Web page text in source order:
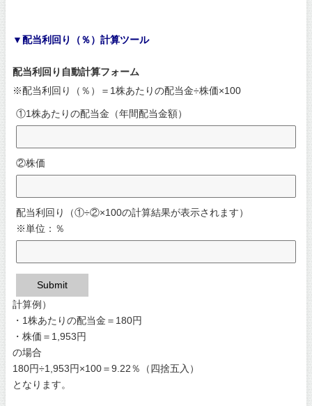
▼配当利回り（％）計算ツール
配当利回り自動計算フォーム
※配当利回り（％）＝1株あたりの配当金÷株価×100
①1株あたりの配当金（年間配当金額）
②株価
配当利回り（①÷②×100の計算結果が表示されます）
※単位：％
Submit
計算例）
・1株あたりの配当金＝180円
・株価＝1,953円
の場合
180円÷1,953円×100＝9.22％（四捨五入）
となります。